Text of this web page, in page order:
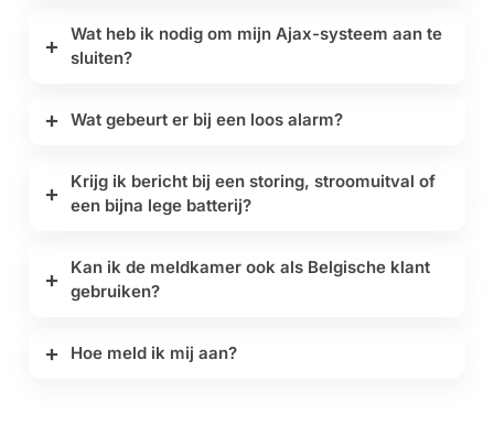
Wat heb ik nodig om mijn Ajax-systeem aan te
sluiten?
Wat gebeurt er bij een loos alarm?
Krijg ik bericht bij een storing, stroomuitval of
een bijna lege batterij?
Kan ik de meldkamer ook als Belgische klant
gebruiken?
Hoe meld ik mij aan?